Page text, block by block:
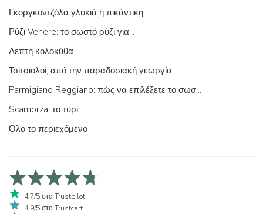
Γκοργκοντζόλα γλυκιά ή πικάντικη;
Ρύζι Venere: το σωστό ρύζι για...
Λεπτή κολοκύθα
Τσιτσιολοί, από την παραδοσιακή γεωργία
Parmigiano Reggiano: πώς να επιλέξετε το σωστό
Scamorza: το τυρί ...
Όλο το περιεχόμενο
4,7/5 στα Trustpilot
4,9/5 στο Trustcart